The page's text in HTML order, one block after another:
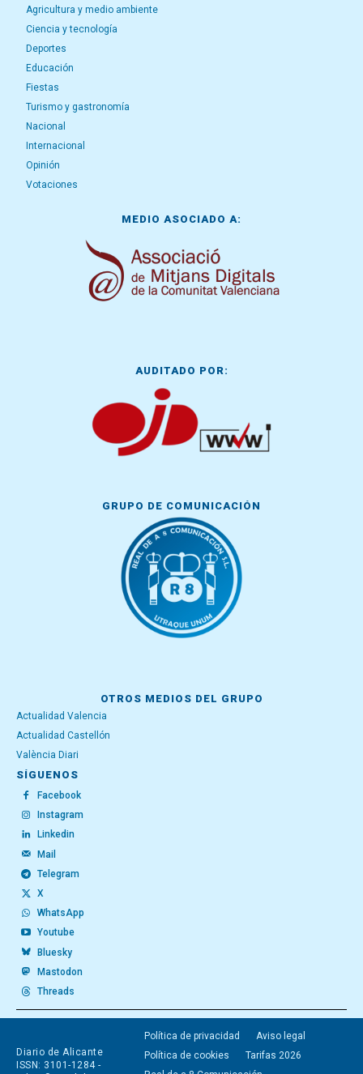
Agricultura y medio ambiente
Ciencia y tecnología
Deportes
Educación
Fiestas
Turismo y gastronomía
Nacional
Internacional
Opinión
Votaciones
MEDIO ASOCIADO A:
AUDITADO POR:
GRUPO DE COMUNICACIÓN
OTROS MEDIOS DEL GRUPO
Actualidad Valencia
Actualidad Castellón
València Diari
SÍGUENOS
Facebook
Instagram
Linkedin
Mail
Telegram
X
WhatsApp
Youtube
Bluesky
Mastodon
Threads
Diario de Alicante
ISSN: 3101-1284 -
Política de privacidad
Aviso legal
Política de cookies
Tarifas 2026